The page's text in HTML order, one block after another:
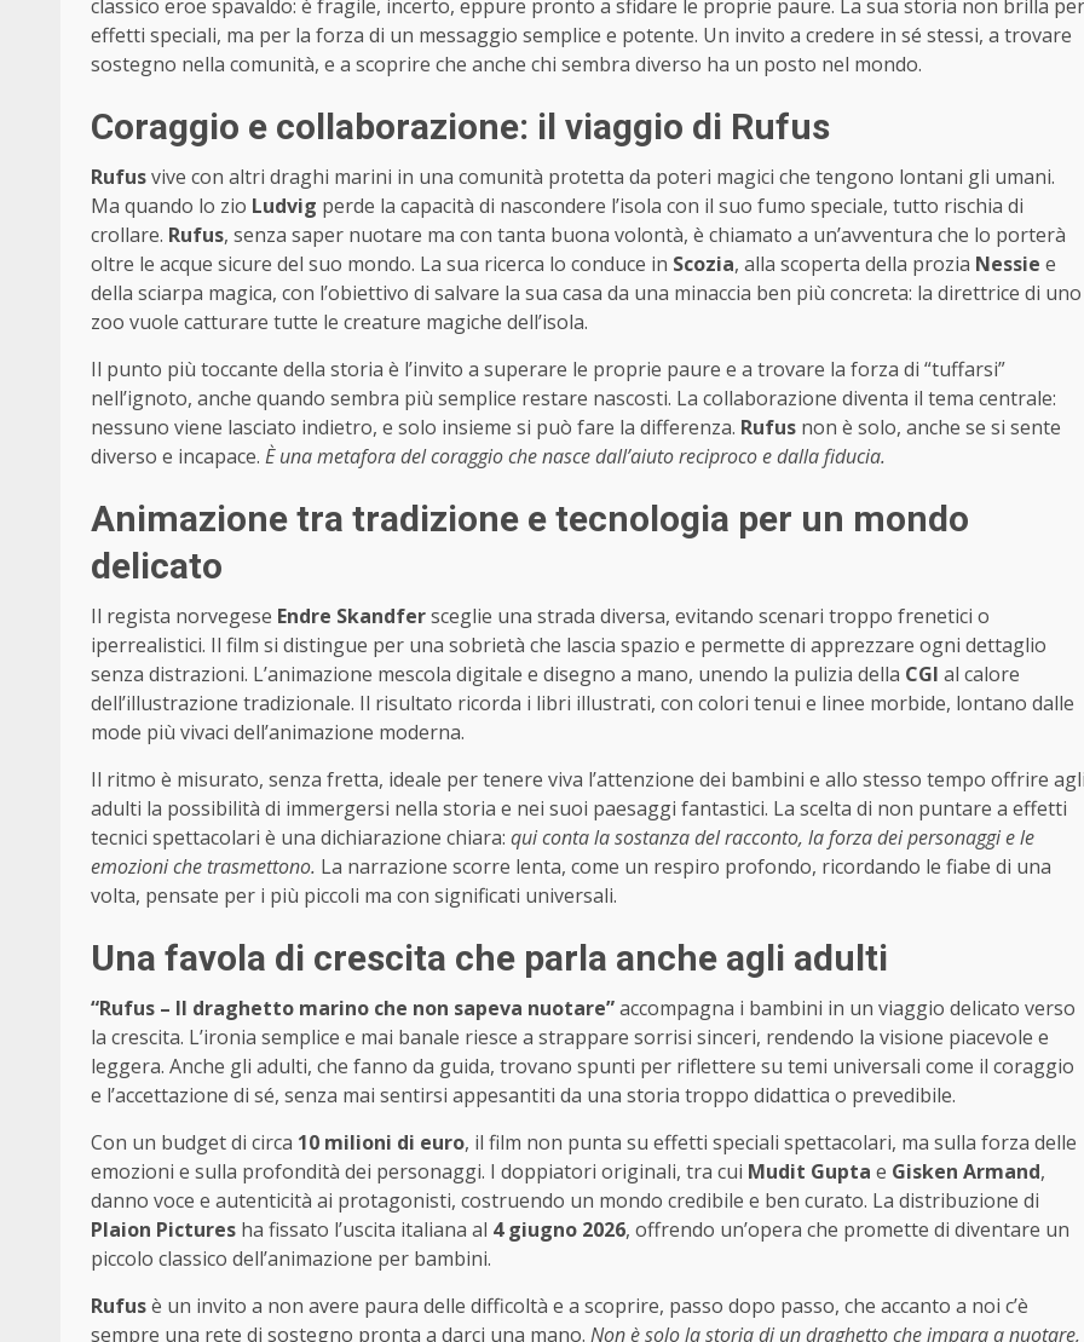
classico eroe spavaldo: è fragile, incerto, eppure pronto a sfidare le proprie paure. La sua storia non brilla per
effetti speciali, ma per la forza di un messaggio semplice e potente. Un invito a credere in sé stessi, a trovare
sostegno nella comunità, e a scoprire che anche chi sembra diverso ha un posto nel mondo.
Coraggio e collaborazione: il viaggio di Rufus
Rufusvive con altri draghi marini in una comunità protetta da poteri magici che tengono lontani gli umani.
Ma quando lo zio Ludvig perde la capacità di nascondere l’isola con il suo fumo speciale, tutto rischia di
crollare. Rufus, senza saper nuotare ma con tanta buona volontà, è chiamato a un’avventura che lo porterà
oltre le acque sicure del suo mondo. La sua ricerca lo conduce in Scozia, alla scoperta della prozia Nessie e
della sciarpa magica, con l’obiettivo di salvare la sua casa da una minaccia ben più concreta: la direttrice di uno
zoo vuole catturare tutte le creature magiche dell’isola.
Il punto più toccante della storia è l’invito a superare le proprie paure e a trovare la forza di “tuffarsi”
nell’ignoto, anche quando sembra più semplice restare nascosti. La collaborazione diventa il tema centrale:
nessuno viene lasciato indietro, e solo insieme si può fare la differenza. Rufus non è solo, anche se si sente
diverso e incapace. È una metafora del coraggio che nasce dall’aiuto reciproco e dalla fiducia.
Animazione tra tradizione e tecnologia per un mondo
delicato
Il regista norvegese Endre Skandfersceglie una strada diversa, evitando scenari troppo frenetici o
iperrealistici. Il film si distingue per una sobrietà che lascia spazio e permette di apprezzare ogni dettaglio
senza distrazioni. L’animazione mescola digitale e disegno a mano, unendo la pulizia della CGI al calore
dell’illustrazione tradizionale. Il risultato ricorda i libri illustrati, con colori tenui e linee morbide, lontano dalle
mode più vivaci dell’animazione moderna.
Il ritmo è misurato, senza fretta, ideale per tenere viva l’attenzione dei bambini e allo stesso tempo offrire
adulti la possibilità di immergersi nella storia e nei suoi paesaggi fantastici. La scelta di non puntare a effetti
tecnici spettacolari è una dichiarazione chiara: qui conta la sostanza del racconto, la forza dei personaggi e le
emozioni che trasmettono. La narrazione scorre lenta, come un respiro profondo, ricordando le fiabe di una
volta, pensate per i più piccoli ma con significati universali.
Una favola di crescita che parla anche agli adulti
“Rufus – Il draghetto marino che non sapeva nuotare”accompagna i bambini in un viaggio delicato verso
la crescita. L’ironia semplice e mai banale riesce a strappare sorrisi sinceri, rendendo la visione piacevole e
leggera. Anche gli adulti, che fanno da guida, trovano spunti per riflettere su temi universali come il coraggio
e l’accettazione di sé, senza mai sentirsi appesantiti da una storia troppo didattica o prevedibile.
Con un budget di circa 10 milioni di euro, il film non punta su effetti speciali spettacolari, ma sulla forza delle
emozioni e sulla profondità dei personaggi. I doppiatori originali, tra cui Mudit Gupta e Gisken Armand,
danno voce e autenticità ai protagonisti, costruendo un mondo credibile e ben curato. La distribuzione di
Plaion Pictures ha fissato l’uscita italiana al 4 giugno 2026, offrendo un’opera che promette di diventare un
piccolo classico dell’animazione per bambini.
Rufusè un invito a non avere paura delle difficoltà e a scoprire, passo dopo passo, che accanto a noi c’è
sempre una rete di sostegno pronta a darci una mano. Non è solo la storia di un draghetto che impara a nuotare,